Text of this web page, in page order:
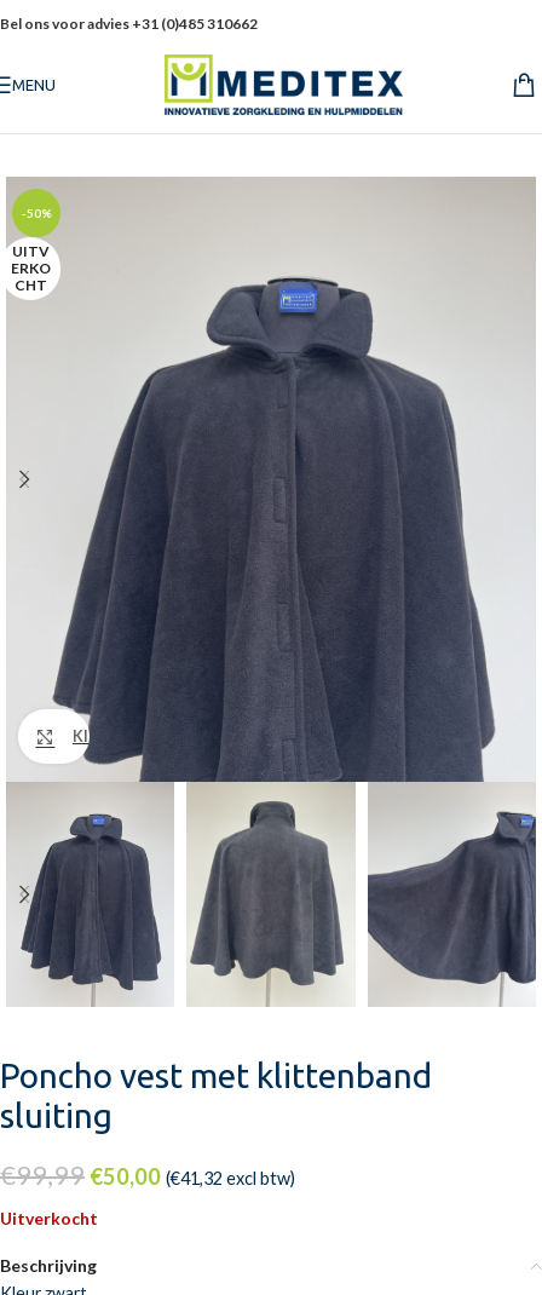
Bel ons voor advies +31 (0)485 310662
MENU
-50%
UITV
ERKO
CHT
Klik om te vergroten
Poncho vest met klittenband
sluiting
€99,99 €50,00 (€41,32 excl btw)
Uitverkocht
Beschrijving